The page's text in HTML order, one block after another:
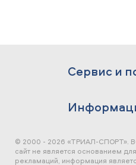
Сервис и
© 2000 - 2026 «ТРИАЛ-СПОРТ».
сайт не является основанием
рекламаций, информация